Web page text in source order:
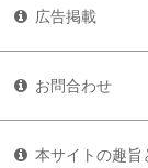
広告掲載
お問合わせ
本サイトの趣旨